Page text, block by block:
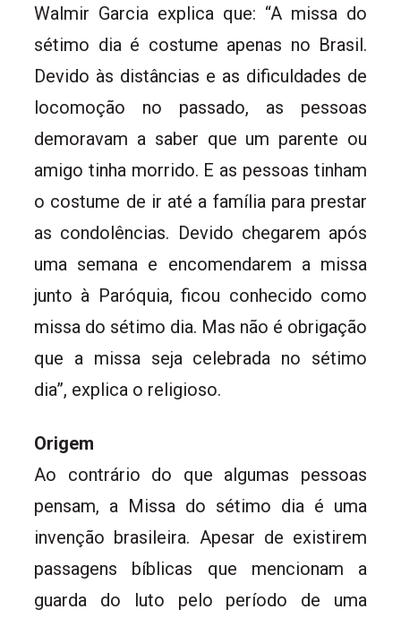
Walmir Garcia explica que: “A missa do
sétimo dia é costume apenas no Brasil.
Devido às distâncias e as dificuldades de
locomoção no passado, as pessoas
demoravam a saber que um parente ou
amigo tinha morrido. E as pessoas tinham
o costume de ir até a família para prestar
as condolências. Devido chegarem após
uma semana e encomendarem a missa
junto à Paróquia, ficou conhecido como
missa do sétimo dia. Mas não é obrigação
que a missa seja celebrada no sétimo
dia”, explica o religioso.
Origem
Ao contrário do que algumas pessoas
pensam, a Missa do sétimo dia é uma
invenção brasileira. Apesar de existirem
passagens bíblicas que mencionam a
guarda do luto pelo período de uma